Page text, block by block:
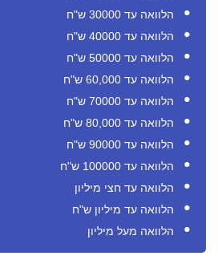
הלוואה עד 30000 ש"ח
הלוואה עד 40000 ש"ח
הלוואה עד 50000 ש"ח
הלוואה עד 60,000 ש"ח
הלוואה עד 70000 ש"ח
הלוואה עד 80,000 ש"ח
הלוואה עד 90000 ש"ח
הלוואה עד 100000 ש"ח
הלוואה עד חצי מיליון
הלוואה עד מיליון ש"ח
הלוואה מעל מיליון